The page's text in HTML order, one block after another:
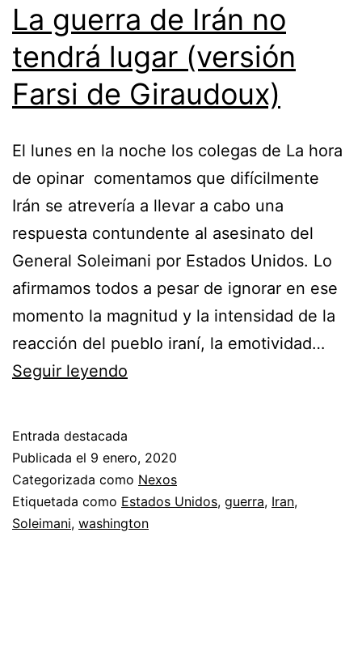
La guerra de Irán no
tendrá lugar (versión
Farsi de Giraudoux)
El lunes en la noche los colegas de La hora
de opinar comentamos que difícilmente
Irán se atrevería a llevar a cabo una
respuesta contundente al asesinato del
General Soleimani por Estados Unidos. Lo
afirmamos todos a pesar de ignorar en ese
momento la magnitud y la intensidad de la
reacción del pueblo iraní, la emotividad…
Seguir leyendo
Irán
no
tendrá
lugar
Entrada destacada
Publicada el 9 enero, 2020
Categorizada como Nexos
Etiquetada como Estados Unidos, guerra, Iran,
Soleimani, washington